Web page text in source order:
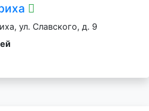
ул. Славского, д. 9